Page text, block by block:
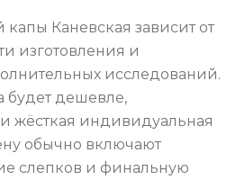
Каневская зависит от
изготовления и
исследований.
будет дешевле,
жёсткая индивидуальная
обычно включают
слепков и финальную